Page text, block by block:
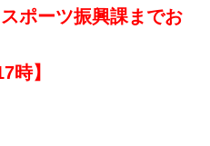
ポーツ振興課までお
時】